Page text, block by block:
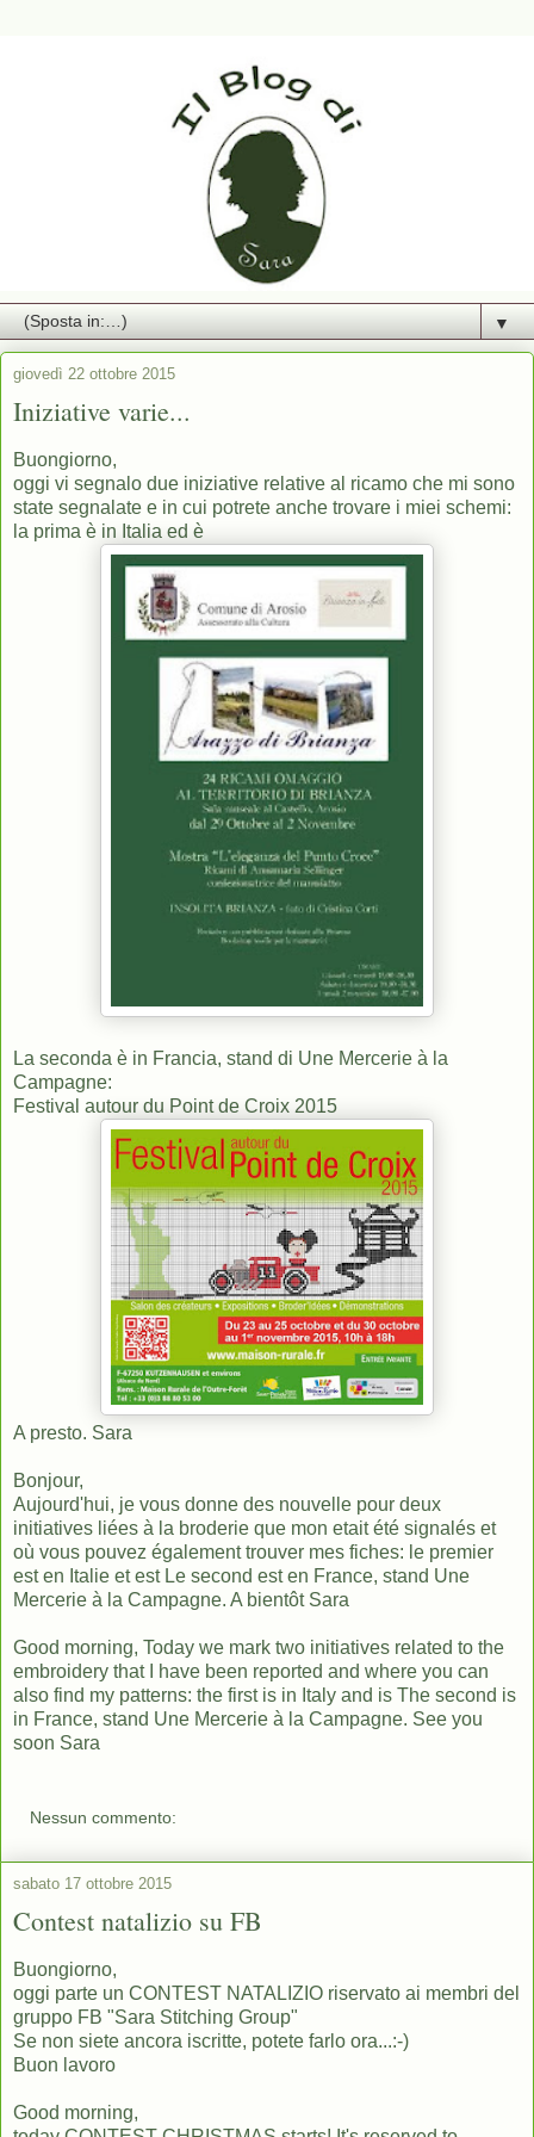
▼
giovedì 22 ottobre 2015
Iniziative varie...
Buongiorno,
oggi vi segnalo due iniziative relative al ricamo che mi sono
state segnalate e in cui potrete anche trovare i miei schemi:
la prima è in Italia ed è
La seconda è in Francia, stand di Une Mercerie à la
Campagne:
Festival autour du Point de Croix 2015
A presto. Sara
Bonjour,
Aujourd'hui, je vous donne des nouvelle pour deux
initiatives liées à la broderie que mon etait été signalés et
où vous pouvez également trouver mes fiches: le premier
est en Italie et est Le second est en France, stand Une
Mercerie à la Campagne. A bientôt Sara
Good morning, Today we mark two initiatives related to the
embroidery that I have been reported and where you can
also find my patterns: the first is in Italy and is The second is
in France, stand Une Mercerie à la Campagne. See you
soon Sara
Nessun commento:
sabato 17 ottobre 2015
Contest natalizio su FB
Buongiorno,
oggi parte un CONTEST NATALIZIO riservato ai membri del
gruppo FB "Sara Stitching Group"
Se non siete ancora iscritte, potete farlo ora...:-)
Buon lavoro
Good morning,